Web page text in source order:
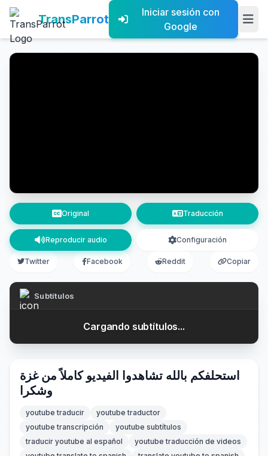
TransParrot
Iniciar sesión con
Google
Original Traducción
Reproducir audio Configuración
Twitter Facebook Reddit Copiar
Subtítulos
Cargando subtítulos...
استحلفكم بالله تشاهدوا الفيديو كاملاً من غزة
وشكرا
youtube traducir
youtube traductor
youtube transcripción
youtube subtítulos
traducir youtube al español
youtube traducción de videos